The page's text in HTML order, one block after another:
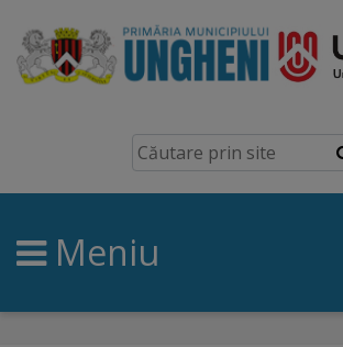
Ungheni
Prezentare
generală
Simbolurile
Meniu